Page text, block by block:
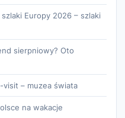
Europy 2026 – szlaki
sierpniowy? Oto
– muzea świata
na wakacje